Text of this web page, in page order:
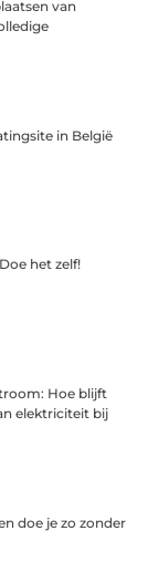
van
in België
het zelf!
Hoe blijft
elektriciteit bij
doe je zo zonder